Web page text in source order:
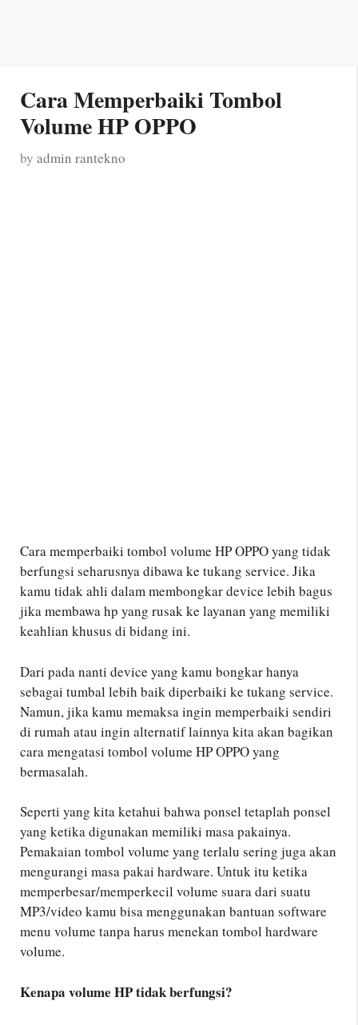
Cara Memperbaiki Tombol
Volume HP OPPO
by admin rantekno
Cara memperbaiki tombol volume HP OPPO yang tidak
berfungsi seharusnya dibawa ke tukang service. Jika
kamu tidak ahli dalam membongkar device lebih bagus
jika membawa hp yang rusak ke layanan yang memiliki
keahlian khusus di bidang ini.
Dari pada nanti device yang kamu bongkar hanya
sebagai tumbal lebih baik diperbaiki ke tukang service.
Namun, jika kamu memaksa ingin memperbaiki sendiri
di rumah atau ingin alternatif lainnya kita akan bagikan
cara mengatasi tombol volume HP OPPO yang
bermasalah.
Seperti yang kita ketahui bahwa ponsel tetaplah ponsel
yang ketika digunakan memiliki masa pakainya.
Pemakaian tombol volume yang terlalu sering juga akan
mengurangi masa pakai hardware. Untuk itu ketika
memperbesar/memperkecil volume suara dari suatu
MP3/video kamu bisa menggunakan bantuan software
menu volume tanpa harus menekan tombol hardware
volume.
Kenapa volume HP tidak berfungsi?